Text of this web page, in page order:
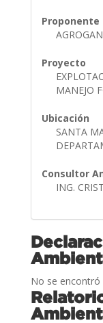
Proponente
Proyecto
MANEJO
Ubicación
SANTA
Consultor
ING.
No se encontró